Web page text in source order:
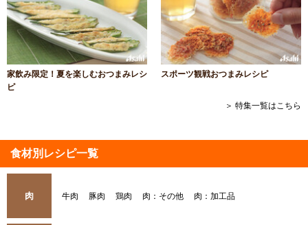
家飲み限定！夏を楽しむおつまみレシ
ピ
スポーツ観戦おつまみレシピ
＞ 特集一覧はこちら
食材別レシピ一覧
肉 牛肉 豚肉 鶏肉 肉：その他 肉：加工品